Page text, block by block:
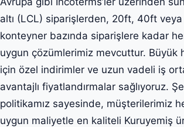
altı (LCL) siparişlerden, 20ft, 40ft
konteyner bazında siparişlere kadar
uygun çözümlerimiz mevcuttur. Büyük
için özel indirimler ve uzun vadeli iş
avantajlı fiyatlandırmalar sağlıyoruz.
politikamız sayesinde, müşterilerimiz
uygun maliyetle en kaliteli Kuruyemiş